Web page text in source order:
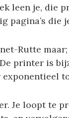
leen je, die
pagina’s die
Rutte
printer is
Je loopt te